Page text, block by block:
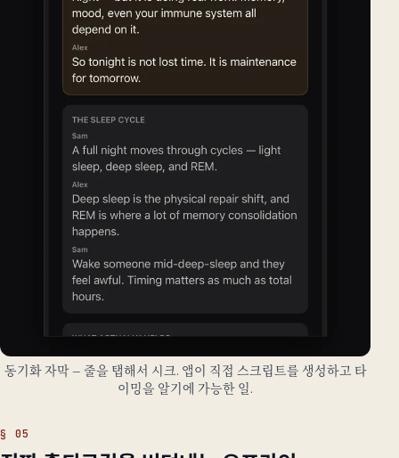
동기화 자막 — 줄을 탭해서 시크. 앱이 직접 스크립트를 생성하고 타
이밍을 알기에 가능한 일.